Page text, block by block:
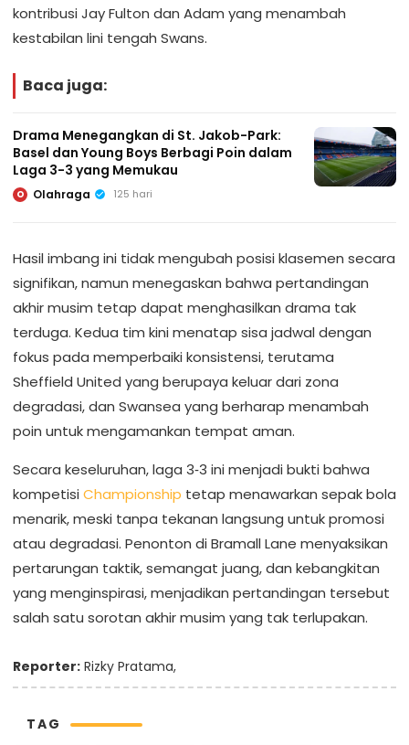
kontribusi Jay Fulton dan Adam yang menambah
kestabilan lini tengah Swans.
Baca juga:
Drama Menegangkan di St. Jakob-Park:
Basel dan Young Boys Berbagi Poin dalam
Laga 3-3 yang Memukau
O Olahraga 125 hari
Hasil imbang ini tidak mengubah posisi klasemen secara
signifikan, namun menegaskan bahwa pertandingan
akhir musim tetap dapat menghasilkan drama tak
terduga. Kedua tim kini menatap sisa jadwal dengan
fokus pada memperbaiki konsistensi, terutama
Sheffield United yang berupaya keluar dari zona
degradasi, dan Swansea yang berharap menambah
poin untuk mengamankan tempat aman.
Secara keseluruhan, laga 3‑3 ini menjadi bukti bahwa
kompetisi Championship tetap menawarkan sepak bola
menarik, meski tanpa tekanan langsung untuk promosi
atau degradasi. Penonton di Bramall Lane menyaksikan
pertarungan taktik, semangat juang, dan kebangkitan
yang menginspirasi, menjadikan pertandingan tersebut
salah satu sorotan akhir musim yang tak terlupakan.
Reporter: Rizky Pratama,
TAG